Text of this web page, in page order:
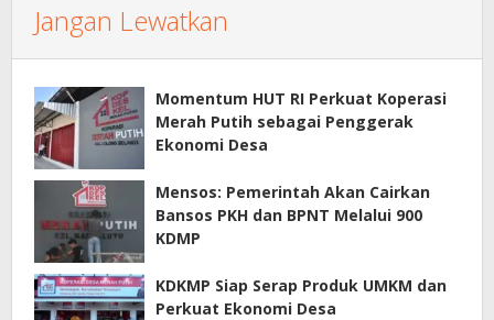
Jangan Lewatkan
Momentum HUT RI Perkuat Koperasi
Merah Putih sebagai Penggerak
Ekonomi Desa
Mensos: Pemerintah Akan Cairkan
Bansos PKH dan BPNT Melalui 900
KDMP
KDKMP Siap Serap Produk UMKM dan
Perkuat Ekonomi Desa